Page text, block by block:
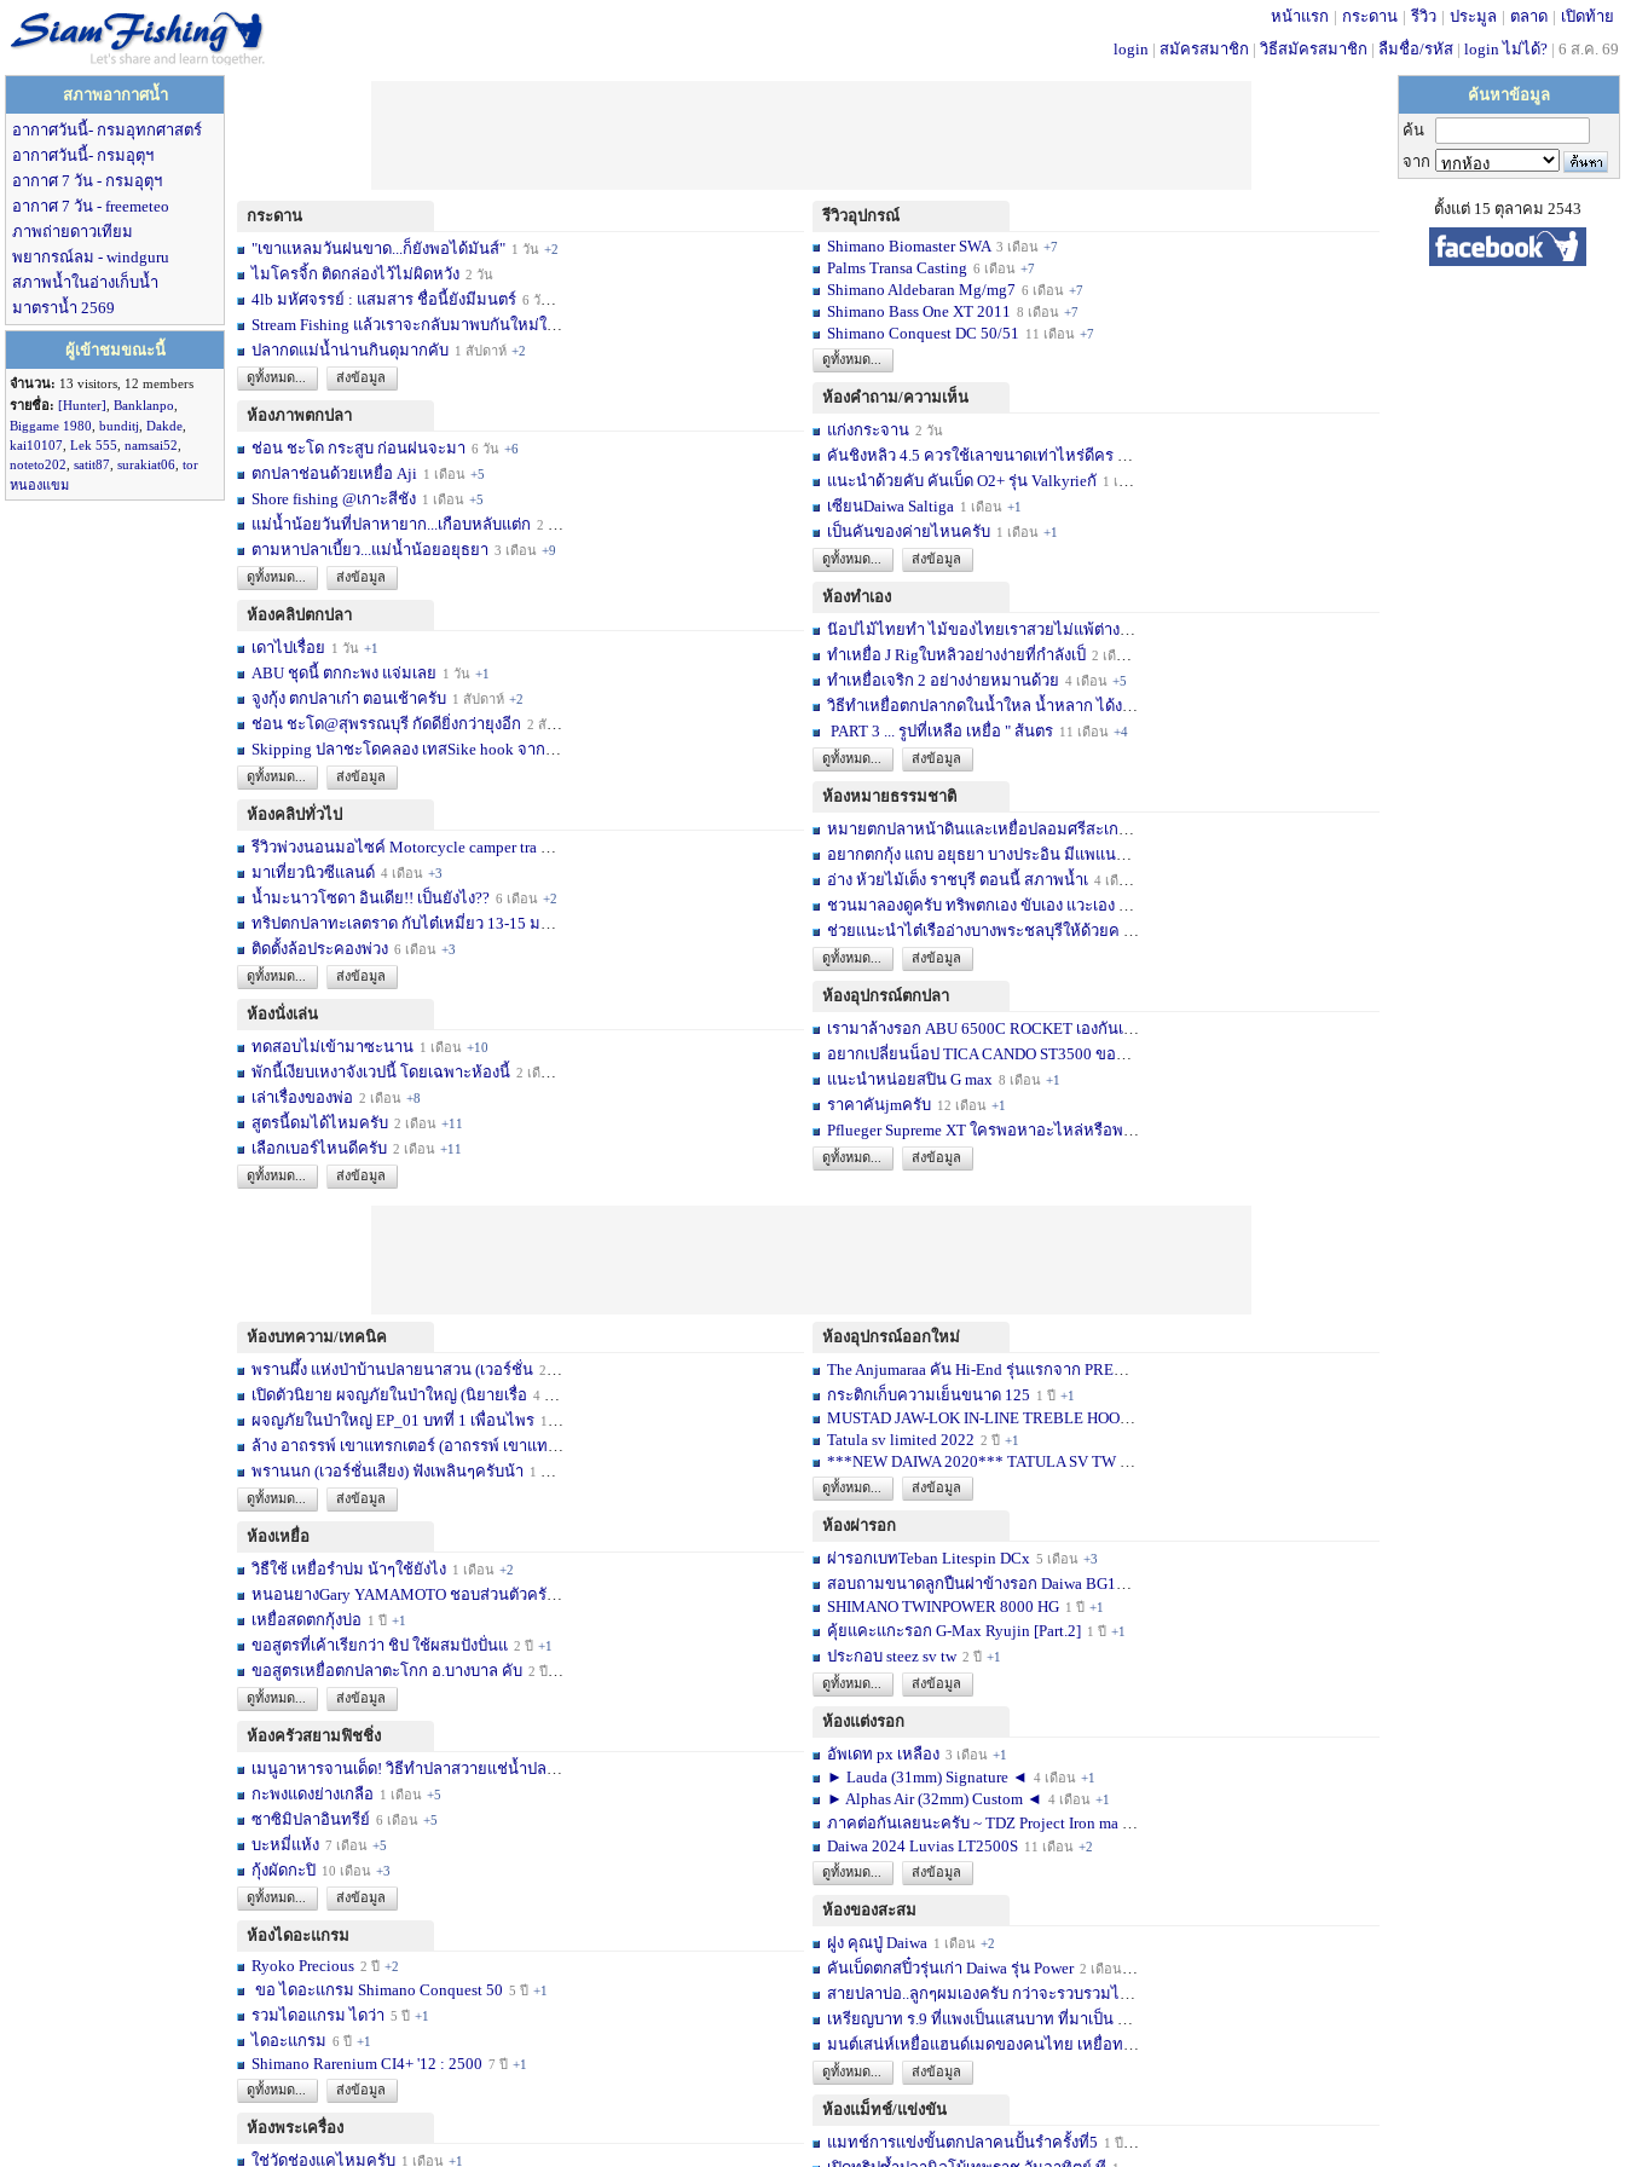
หน้าแรก | กระดาน | รีวิว | ประมูล | ตลาด | เปิดท้าย
login | สมัครสมาชิก | วิธีสมัครสมาชิก | ลืมชื่อ/รหัส | login ไม่ได้? | 6 ส.ค. 69
สภาพอากาศน้ำ
อากาศวันนี้- กรมอุทกศาสตร์
อากาศวันนี้- กรมอุตุฯ
อากาศ 7 วัน - กรมอุตุฯ
อากาศ 7 วัน - freemeteo
ภาพถ่ายดาวเทียม
พยากรณ์ลม - windguru
สภาพน้ำในอ่างเก็บน้ำ
มาตราน้ำ 2569
ผู้เข้าชมขณะนี้
จำนวน: 13 visitors, 12 members
รายชื่อ: [Hunter] Banklanpo
Biggame 1980 bunditj Dakde
kai10107 Lek 555 namsai52
noteto202 satit87 surakiat06 tor
หนองแขม
กระดาน
"เขาแหลมวันฝนขาด...ก็ยังพอได้มันส์" 1 วัน +2
ไมโครจิ้ก ติดกล่องไว้ไม่ผิดหวัง 2 วัน
4lb มหัศจรรย์ : แสมสาร ชื่อนี้ยังมีมนตร์ 6 วัน
Stream Fishing แล้วเราจะกลับมาพบกันใหม่ใ
ปลากดแม่น้ำน่านกินดุมากคับ 1 สัปดาห์ +2
ดูทั้งหมด...
ส่งข้อมูล
ห้องภาพตกปลา
ช่อน ชะโด กระสูบ ก่อนฝนจะมา 6 วัน +6
ตกปลาช่อนด้วยเหยื่อ Aji 1 เดือน +5
Shore fishing @เกาะสีชัง 1 เดือน +5
แม่น้ำน้อยวันที่ปลาหายาก...เกือบหลับแต่ก 2 เดือน
ตามหาปลาเบี้ยว...แม่น้ำน้อยอยุธยา 3 เดือน +9
ดูทั้งหมด...
ส่งข้อมูล
ห้องคลิปตกปลา
เดาไปเรื่อย 1 วัน +1
ABU ชุดนี้ ตกกะพง แจ่มเลย 1 วัน +1
จูงกุ้ง ตกปลาเก๋า ตอนเช้าครับ 1 สัปดาห์ +2
ช่อน ชะโด@สุพรรณบุรี กัดดียิ่งกว่ายุงอีก 2 สัปดาห์
Skipping ปลาชะโดคลอง เทสSike hook จากLF
ดูทั้งหมด...
ส่งข้อมูล
ห้องคลิปทั่วไป
รีวิวพ่วงนอนมอไซค์ Motorcycle camper tra
มาเที่ยวนิวซีแลนด์ 4 เดือน +3
น้ำมะนาวโซดา อินเดีย!! เป็นยังไง?? 6 เดือน +2
ทริปตกปลาทะเลตราด กับไต๋เหมี่ยว 13-15 มก
ติดตั้งล้อประคองพ่วง 6 เดือน +3
ดูทั้งหมด...
ส่งข้อมูล
ห้องนั่งเล่น
ทดสอบไม่เข้ามาซะนาน 1 เดือน +10
พักนี้เงียบเหงาจังเวปนี้ โดยเฉพาะห้องนี้ 2 เดือน
เล่าเรื่องของพ่อ 2 เดือน +8
สูตรนี้ดมได้ไหมครับ 2 เดือน +11
เลือกเบอร์ไหนดีครับ 2 เดือน +11
ดูทั้งหมด...
ส่งข้อมูล
รีวิวอุปกรณ์
Shimano Biomaster SWA 3 เดือน +7
Palms Transa Casting 6 เดือน +7
Shimano Aldebaran Mg/mg7 6 เดือน +7
Shimano Bass One XT 2011 8 เดือน +7
Shimano Conquest DC 50/51 11 เดือน +7
ดูทั้งหมด...
ห้องคำถาม/ความเห็น
แก่งกระจาน 2 วัน
คันชิงหลิว 4.5 ควรใช้เลาขนาดเท่าไหร่ดีคร
แนะนำด้วยคับ คันเบ็ด O2+ รุ่น Valkyrieกั 1 เดือน
เซียนDaiwa Saltiga 1 เดือน +1
เป็นคันของค่ายไหนครับ 1 เดือน +1
ดูทั้งหมด...
ส่งข้อมูล
ห้องทำเอง
น๊อปไม้ไทยทำ ไม้ของไทยเราสวยไม่แพ้ต่างชา
ทำเหยื่อ J Rigใบหลิวอย่างง่ายที่กำลังเป็ 2 เดือน
ทำเหยื่อเจริก 2 อย่างง่ายหมานด้วย 4 เดือน +5
วิธีทำเหยื่อตกปลากดในน้ำใหล น้ำหลาก ได้ง
PART 3 ... รูปที่เหลือ เหยื่อ " ส้นตร 11 เดือน +4
ดูทั้งหมด...
ส่งข้อมูล
ห้องหมายธรรมชาติ
หมายตกปลาหน้าดินและเหยื่อปลอมศรีสะเกษครั
อยากตกกุ้ง แถบ อยุธยา บางประอิน มีแพแนะน
อ่าง ห้วยไม้เต็ง ราชบุรี ตอนนี้ สภาพน้ำเ 4 เดือน
ชวนมาลองดูครับ ทริพตกเอง ขับเอง แวะเอง จ
ช่วยแนะนำไต๋เรืออ่างบางพระชลบุรีให้ด้วยค
ดูทั้งหมด...
ส่งข้อมูล
ห้องอุปกรณ์ตกปลา
เรามาล้างรอก ABU 6500C ROCKET เองกันเถอ
อยากเปลี่ยนน็อป TICA CANDO ST3500 ขอคำแน
แนะนำหน่อยสปิน G max 8 เดือน +1
ราคาคันjmครับ 12 เดือน +1
Pflueger Supreme XT ใครพอหาอะไหล่หรือพอซ
ดูทั้งหมด...
ส่งข้อมูล
ห้องบทความ/เทคนิค
พรานผึ้ง แห่งป่าบ้านปลายนาสวน (เวอร์ชั่น 2 เดือน
เปิดตัวนิยาย ผจญภัยในป่าใหญ่ (นิยายเรื่อ 4 เดือน
ผจญภัยในป่าใหญ่ EP_01 บทที่ 1 เพื่อนไพร 11 เดือน
ล้าง อาถรรพ์ เขาแทรกเตอร์ (อาถรรพ์ เขาแท
พรานนก (เวอร์ชั่นเสียง) ฟังเพลินๆครับน้า 1 ปี
ดูทั้งหมด...
ส่งข้อมูล
ห้องเหยื่อ
วิธืใช้ เหยื่อรำบ่ม น้าๆใช้ยังไง 1 เดือน +2
หนอนยางGary YAMAMOTO ชอบส่วนตัวครับ... เ
เหยื่อสดตกกุ้งบ่อ 1 ปี +1
ขอสูตรที่เค้าเรียกว่า ชิป ใช้ผสมปังปั่นแ 2 ปี +1
ขอสูตรเหยื่อตกปลาตะโกก อ.บางบาล คับ 2 ปี
ดูทั้งหมด...
ส่งข้อมูล
ห้องครัวสยามฟิชชิ่ง
เมนูอาหารจานเด็ด! วิธีทำปลาสวายแช่น้ำปลา
กะพงแดงย่างเกลือ 1 เดือน +5
ซาซิมิปลาอินทรีย์ 6 เดือน +5
บะหมี่แห้ง 7 เดือน +5
กุ้งผัดกะปิ 10 เดือน +3
ดูทั้งหมด...
ส่งข้อมูล
ห้องไดอะแกรม
Ryoko Precious 2 ปี +2
ขอ ไดอะแกรม Shimano Conquest 50 5 ปี +1
รวมไดอแกรม ไดว่า 5 ปี +1
ไดอะแกรม 6 ปี +1
Shimano Rarenium CI4+ '12 : 2500 7 ปี +1
ดูทั้งหมด...
ส่งข้อมูล
ห้องพระเครื่อง
ใช่วัดช่องแคไหมครับ 1 เดือน +1
ห้องอุปกรณ์ออกใหม่
The Anjumaraa คัน Hi-End รุ่นแรกจาก PREY
กระติกเก็บความเย็นขนาด 125 1 ปี +1
MUSTAD JAW-LOK IN-LINE TREBLE HOOK - 5X
Tatula sv limited 2022 2 ปี +1
***NEW DAIWA 2020*** TATULA SV TW
ดูทั้งหมด...
ส่งข้อมูล
ห้องผ่ารอก
ผ่ารอกเบทTeban Litespin DCx 5 เดือน +3
สอบถามขนาดลูกปืนฝาข้างรอก Daiwa BG10
SHIMANO TWINPOWER 8000 HG 1 ปี +1
คุ้ยแคะแกะรอก G-Max Ryujin [Part.2] 1 ปี +1
ประกอบ steez sv tw 2 ปี +1
ดูทั้งหมด...
ส่งข้อมูล
ห้องแต่งรอก
อัพเดท px เหลือง 3 เดือน +1
► Lauda (31mm) Signature ◄ 4 เดือน +1
► Alphas Air (32mm) Custom ◄ 4 เดือน +1
ภาคต่อกันเลยนะครับ ~ TDZ Project Iron ma
Daiwa 2024 Luvias LT2500S 11 เดือน +2
ดูทั้งหมด...
ส่งข้อมูล
ห้องของสะสม
ฝูง คุณปู่ Daiwa 1 เดือน +2
คันเบ็ดตกสปิ๋วรุ่นเก่า Daiwa รุ่น Power 2 เดือน
สายปลาบ่อ..ลูกๆผมเองครับ กว่าจะรวบรวมได้
เหรียญบาท ร.9 ที่แพงเป็นแสนบาท ที่มาเป็น
มนต์เสน่ห์เหยื่อแฮนด์เมดของคนไทย เหยื่อท
ดูทั้งหมด...
ส่งข้อมูล
ห้องแม็ทช์/แข่งขัน
แมทช์การแข่งขั้นตกปลาคนปั้นรำครั้งที่5 1 ปี
ค้นหาข้อมูล
ค้น
จาก
ตั้งแต่ 15 ตุลาคม 2543